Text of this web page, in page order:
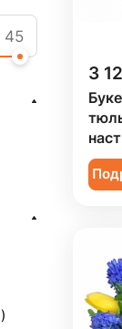
3
)